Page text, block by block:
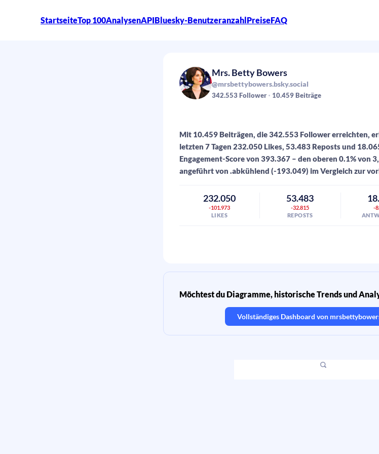
StartseiteTop 100AnalysenAPIBluesky-BenutzeranzahlPreiseFAQ
Mrs. Betty Bowers
@mrsbettybowers.bsky.social
342.553Follower 10.459Beiträge
Mit 10.459 Beiträgen, die 342.553 Follower erreichten,
letzten 7 Tagen 232.050 Likes, 53.483 Reposts und
Engagement-Score von 393.367 – den oberen 0.1% von
angeführt von .abkühlend (-193.049) im Vergleich zur
232.050
-101.973
LIKES
53.483
-32.815
REPOSTS
-
Möchtest du Diagramme, historische Trends und
Vollständiges Dashboard von